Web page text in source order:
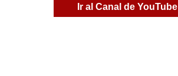
Ir al Canal de YouTube